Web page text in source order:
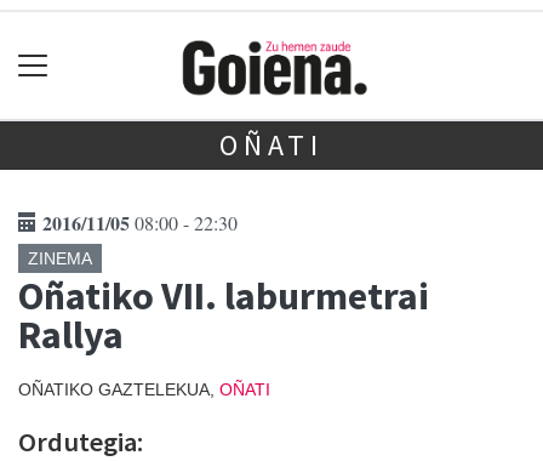
OÑATI
2016/11/0508:00 - 22:30
ZINEMA
Oñatiko VII. laburmetrai
Rallya
OÑATIKO GAZTELEKUA, OÑATI
Ordutegia: